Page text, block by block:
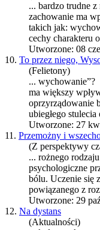
... bardzo trudne
zachowanie ma
takich jak:
cechy charakteru
Utworzone: 08
10. To przez niego,
(Felietony)
... wychowanie”?
ma większy
oprzyrządowanie
ubiegłego
Utworzone: 27
11. Przemożny i
(Z perspektywy
... rożnego
psychologiczne
bólu. Uczenie się
powiązanego z
Utworzone: 29
12. Na dystans
(Aktualności)